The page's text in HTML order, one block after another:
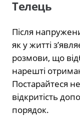
Телець
Після
як у житті
розмови, що
нарешті
Постарайтеся
відкритість
порядок.